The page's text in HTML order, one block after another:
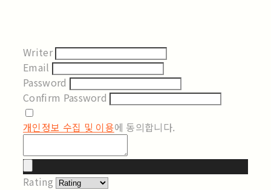
Writer
Email
Password
Confirm Password
개인정보 수집 및 이용에 동의합니다.
Rating